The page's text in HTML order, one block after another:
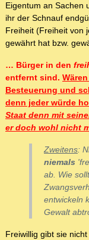
Eigentum an Sachen
ihr der Schnauf
Freiheit (Freiheit von
gewährt hat bzw.
… Bürger in den
entfernt sind.
Besteuerung und
denn jeder würde
Staat denn mit
er doch wohl nicht
Zweitens:
niemals
ab. Wie
entwickeln
Gewalt
Freiwillig gibt sie